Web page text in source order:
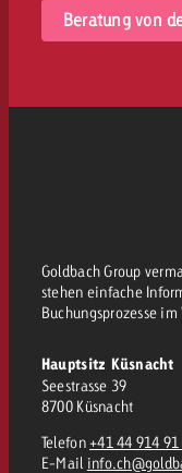
Beratung von
Goldbach Group
stehen einfache
Buchungsprozesse
Hauptsitz Küsnacht
Seestrasse 39
8700 Küsnacht
Telefon +41 44 914
E-Mail